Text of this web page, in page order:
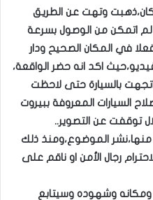
وتهت عن الطريق
لم اتمكن من الوصول بسرعة
في المكان الصحيح ودار
اكد انه حضر الواقعة،
بالسيارة حتى لاحظت
السيارات المعروفة ببيروت
توقفت عن التصوير..
الموضوع،ومنذ ذلك
رجال الأمن او ناقم على
وشهوده وسيتابع